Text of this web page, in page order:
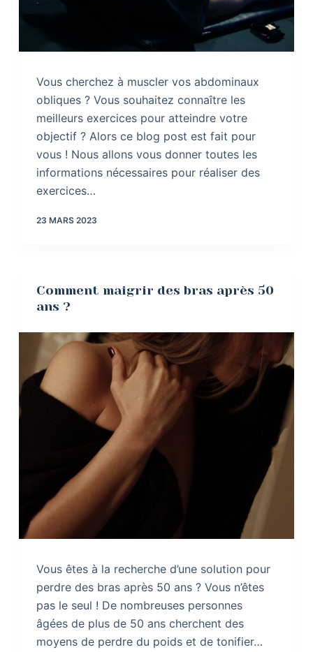
Vous cherchez à muscler vos abdominaux
obliques ? Vous souhaitez connaître les
meilleurs exercices pour atteindre votre
objectif ? Alors ce blog post est fait pour
vous ! Nous allons vous donner toutes les
informations nécessaires pour réaliser des
exercices…
23 MARS 2023
Comment maigrir des bras après 50
ans ?
Vous êtes à la recherche d’une solution pour
perdre des bras après 50 ans ? Vous n’êtes
pas le seul ! De nombreuses personnes
âgées de plus de 50 ans cherchent des
moyens de perdre du poids et de tonifier…